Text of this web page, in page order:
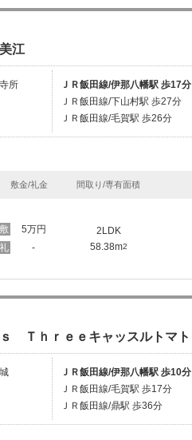
江
所
ＪＲ飯田線/伊那八幡駅 歩17分
ＪＲ飯田線/下山村駅 歩27分
ＪＲ飯田線/毛賀駅 歩26分
敷金/礼金 間取り/専有面積
5万円
-
2LDK
58.38m2
Ｔｈｒｅｅキャッスルトマト
ＪＲ飯田線/伊那八幡駅 歩10分
ＪＲ飯田線/毛賀駅 歩17分
ＪＲ飯田線/鼎駅 歩36分